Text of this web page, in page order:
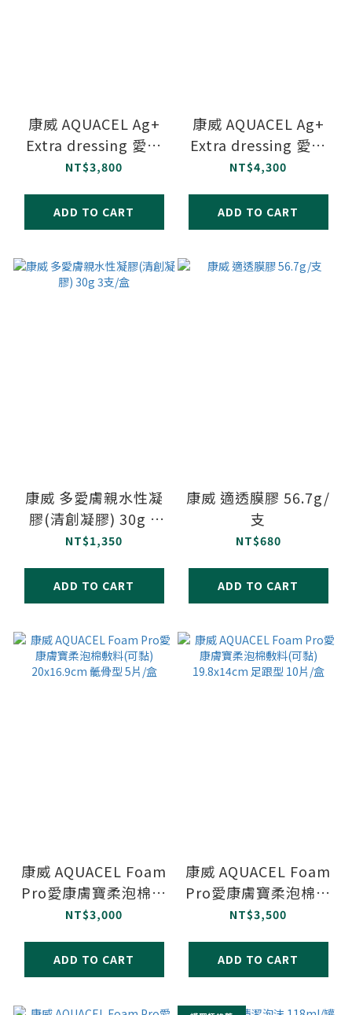
康威 AQUACEL Ag+
Extra dressing 愛康
膚銀抗菌親水性纖維敷
NT$3,800
ADD TO CART
康威 AQUACEL Ag+
Extra dressing 愛康
膚銀抗菌親水性纖維敷
NT$4,300
ADD TO CART
康威 多愛膚親水性凝
膠(清創凝膠) 30g 3
支/盒
NT$1,350
ADD TO CART
康威 適透膜膠 56.7g/
支
NT$680
ADD TO CART
康威 AQUACEL Foam
Pro愛康膚寶柔泡棉敷
料(可黏) 20x16.9cm
NT$3,000
ADD TO CART
康威 AQUACEL Foam
Pro愛康膚寶柔泡棉敷
料(可黏) 19.8x14cm
NT$3,500
ADD TO CART